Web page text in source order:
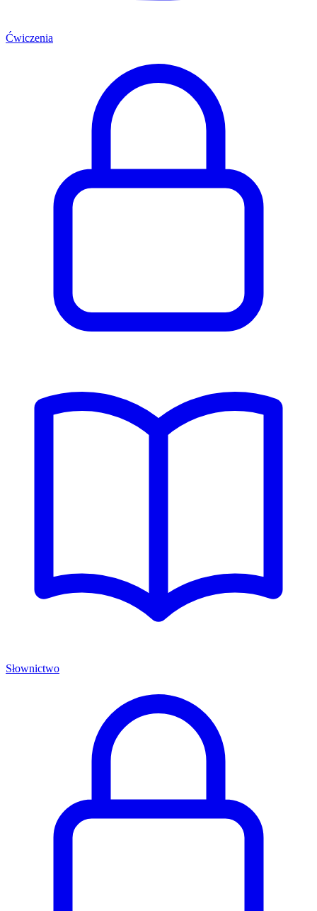
Ćwiczenia
Słownictwo